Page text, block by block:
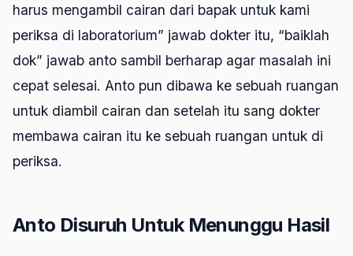
harus mengambil cairan dari bapak untuk kami
periksa di laboratorium” jawab dokter itu, “baiklah
dok” jawab anto sambil berharap agar masalah ini
cepat selesai. Anto pun dibawa ke sebuah ruangan
untuk diambil cairan dan setelah itu sang dokter
membawa cairan itu ke sebuah ruangan untuk di
periksa.
Anto Disuruh Untuk Menunggu Hasil